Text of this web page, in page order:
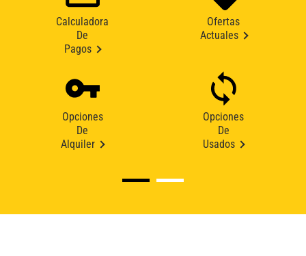
Calculadora
De
Pagos
Ofertas
Actuales
Opciones
De
Alquiler
Opciones
De
Usados